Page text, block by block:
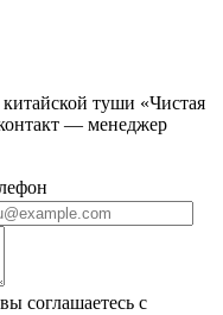
туши «Чистая
контакт — менеджер
соглашаетесь с